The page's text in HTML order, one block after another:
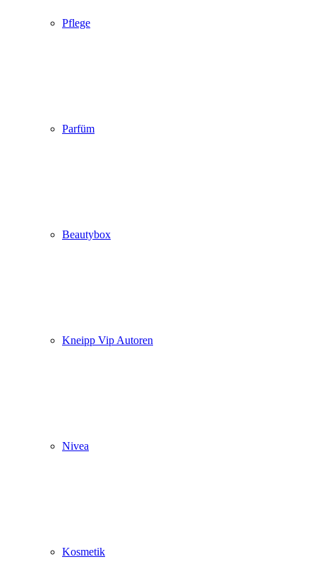
Pflege
Parfüm
Beautybox
Kneipp Vip Autoren
Nivea
Kosmetik